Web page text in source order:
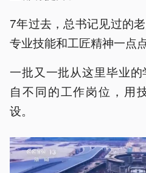
7年过去，总书记见过的
专业技能和工匠精神一点
一批又一批从这里毕业
自不同的工作岗位，用
设。